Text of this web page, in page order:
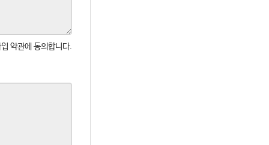
약관에 동의합니다.